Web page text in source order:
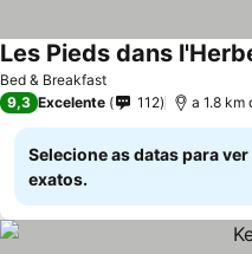
Bed & Breakfast
Les Pieds dans
9,3 Excelente 112 a 1.8 km
Selecione as datas para
exatos.